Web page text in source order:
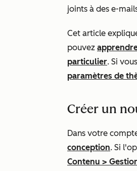
joints à des e-
Cet article
pouvez
particulier. Si
paramètres de
Créer un
Dans votre
conception. Si
Contenu >